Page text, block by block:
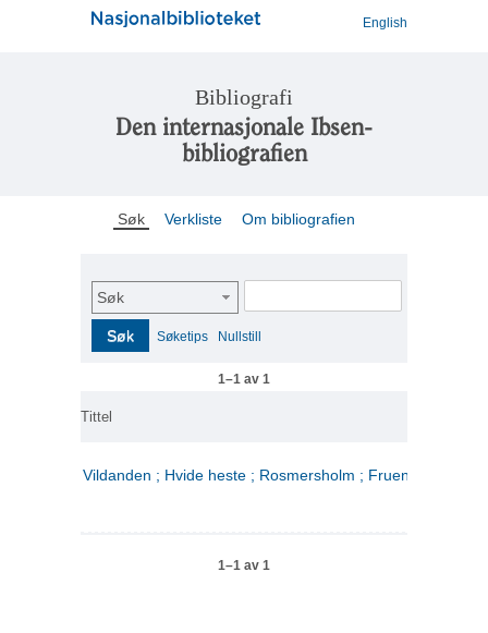
English
Bibliografi
Den internasjonale Ibsen-
bibliografien
Søk Verkliste Om bibliografien
Søk
Søk Søketips Nullstill
1–1 av 1
Tittel
Vildanden ; Hvide heste ; Rosmersholm ; Fruen fra havet
1–1 av 1